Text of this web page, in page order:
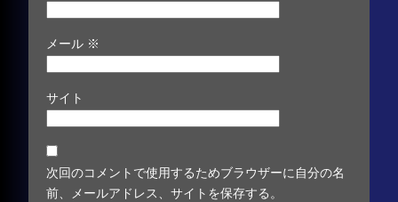
メール ※
サイト
次回のコメントで使用するためブラウザーに自分の名
前、メールアドレス、サイトを保存する。